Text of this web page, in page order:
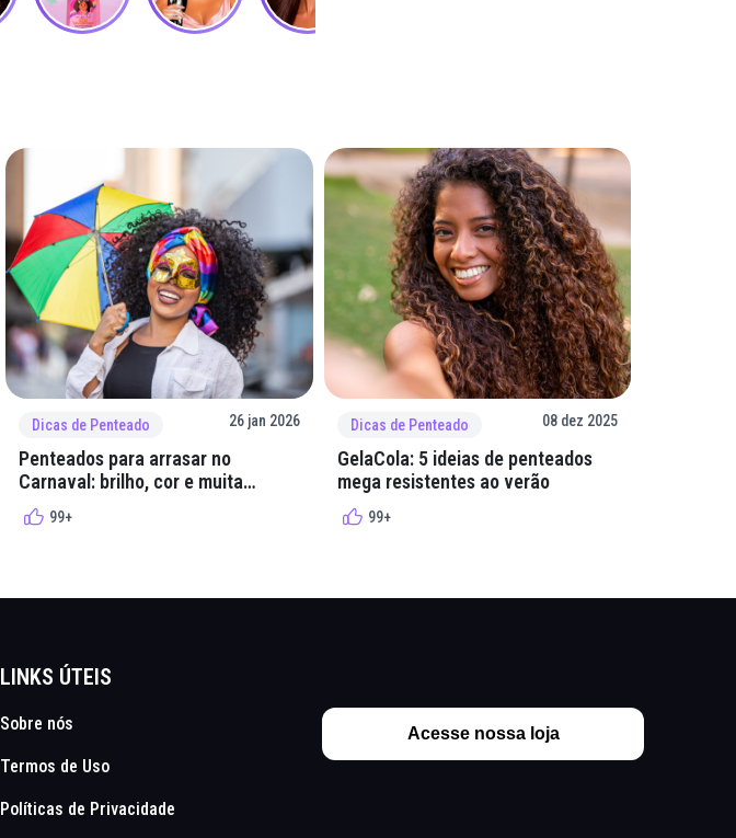
Dicas de Penteado 26 jan 2026
Penteados para arrasar no
Carnaval: brilho, cor e muita
criatividade
99+
Dicas de Penteado 08 dez 2025
GelaCola: 5 ideias de penteados
mega resistentes ao verão
99+
LINKS ÚTEIS
Sobre nós
Termos de Uso
Políticas de Privacidade
Acesse nossa loja